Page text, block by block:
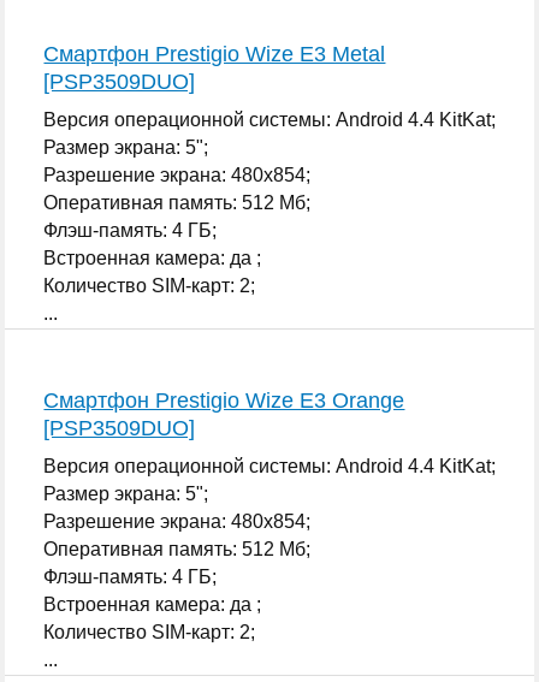
Смартфон Prestigio Wize E3 Metal
[PSP3509DUO]
Версия операционной системы: Android 4.4 KitKat;
Размер экрана: 5";
Разрешение экрана: 480x854;
Оперативная память: 512 Мб;
Флэш-память: 4 ГБ;
Встроенная камера: да ;
Количество SIM-карт: 2;
...
Смартфон Prestigio Wize E3 Orange
[PSP3509DUO]
Версия операционной системы: Android 4.4 KitKat;
Размер экрана: 5";
Разрешение экрана: 480x854;
Оперативная память: 512 Мб;
Флэш-память: 4 ГБ;
Встроенная камера: да ;
Количество SIM-карт: 2;
...